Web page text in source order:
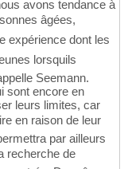
avons tendance à
âgées,
expérience dont les
lorsquils
Seemann.
sont encore en
leurs limites, car
en raison de leur
par ailleurs
recherche de